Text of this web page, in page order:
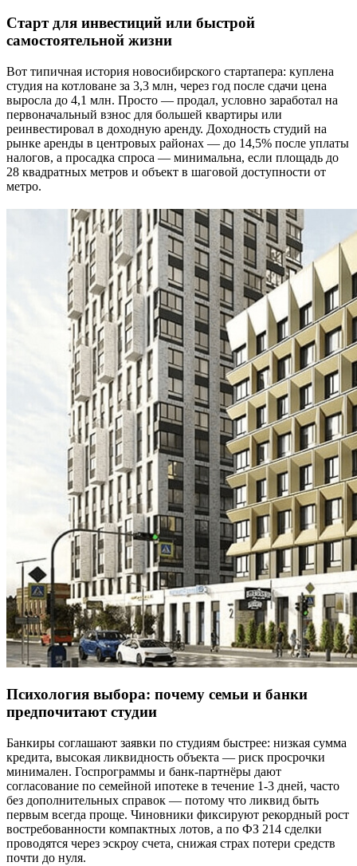
Старт для инвестиций или быстрой
самостоятельной жизни
Вот типичная история новосибирского стартапера: куплена
студия на котловане за 3,3 млн, через год после сдачи цена
выросла до 4,1 млн. Просто — продал, условно заработал на
первоначальный взнос для большей квартиры или
реинвестировал в доходную аренду. Доходность студий на
рынке аренды в центровых районах — до 14,5% после уплаты
налогов, а просадка спроса — минимальна, если площадь до
28 квадратных метров и объект в шаговой доступности от
метро.
Психология выбора: почему семьи и банки
предпочитают студии
Банкиры соглашают заявки по студиям быстрее: низкая сумма
кредита, высокая ликвидность объекта — риск просрочки
минимален. Госпрограммы и банк-партнёры дают
согласование по семейной ипотеке в течение 1-3 дней, часто
без дополнительных справок — потому что ликвид быть
первым всегда проще. Чиновники фиксируют рекордный рост
востребованности компактных лотов, а по ФЗ 214 сделки
проводятся через эскроу счета, снижая страх потери средств
почти до нуля.